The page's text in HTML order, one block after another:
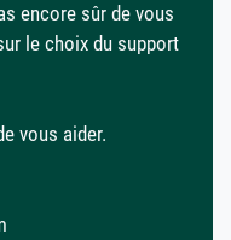
encore sûr de vous
le choix du support
vous aider.